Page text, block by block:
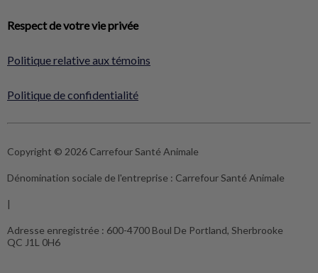
Respect de votre vie privée
Politique relative aux témoins
Politique de confidentialité
Copyright © 2026 Carrefour Santé Animale
Dénomination sociale de l'entreprise : Carrefour Santé Animale
|
Adresse enregistrée : 600-4700 Boul De Portland, Sherbrooke
QC J1L 0H6